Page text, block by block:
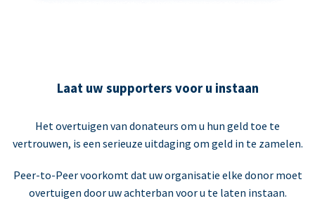
Laat uw supporters voor u instaan
Het overtuigen van donateurs om u hun geld toe te
vertrouwen, is een serieuze uitdaging om geld in te zamelen.
Peer-to-Peer voorkomt dat uw organisatie elke donor moet
overtuigen door uw achterban voor u te laten instaan.